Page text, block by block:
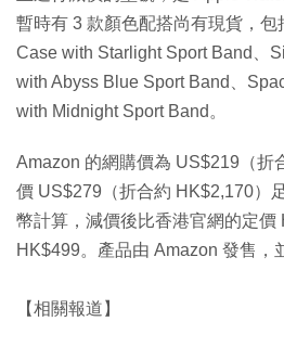
暫時有 3 款顏色配搭尚有現貨，
Case with Starlight Sport Band、
with Abyss Blue Sport Band、
with Midnight Sport Band。
Amazon 的網購價為 US$219（折
價 US$279（折合約 HK$2,170）
幣計算，減價後比香港官網的定價
HK$499。產品由 Amazon 發售，
【相關報道】